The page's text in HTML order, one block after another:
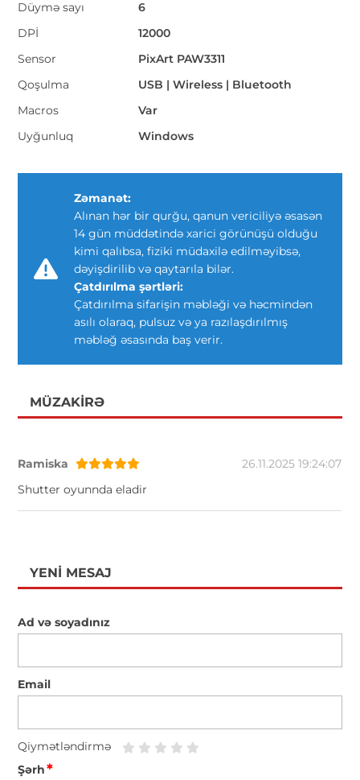
Düymə sayı
6
DPİ
12000
Sensor
PixArt PAW3311
Qoşulma
USB | Wireless | Bluetooth
Macros
Var
Uyğunluq
Windows
Zəmanət:
Alınan hər bir qurğu, qanun vericiliyə əsasən
14 gün müddətində xarici görünüşü olduğu
kimi qalıbsa, fiziki müdaxilə edilməyibsə,
dəyişdirilib və qaytarıla bilər.
Çatdırılma şərtləri:
Çatdırılma sifarişin məbləği və həcmindən
asılı olaraq, pulsuz və ya razılaşdırılmış
məbləğ əsasında baş verir.
MÜZAKIRƏ
Ramiska
26.11.2025 19:24:07
Shutter oyunnda eladir
YENI MESAJ
Ad və soyadınız
Email
Qiymətləndirmə
Şərh*